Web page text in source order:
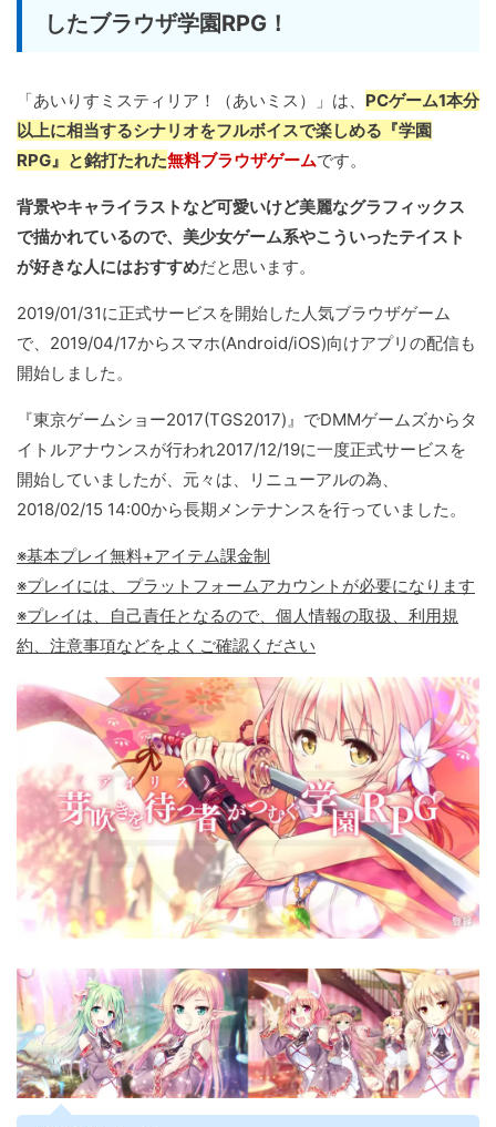
したブラウザ学園RPG！
「あいりすミスティリア！（あいミス）」は、 PCゲーム1本分
以上に相当するシナリオをフルボイスで楽しめる『学園
RPG』と銘打たれた無料ブラウザゲームです。
背景やキャライラストなど可愛いけど美麗なグラフィックス
で描かれているので、美少女ゲーム系やこういったテイスト
が好きな人にはおすすめだと思います。
2019/01/31に正式サービスを開始した人気ブラウザゲーム
で、2019/04/17からスマホ(Android/iOS)向けアプリの配信も
開始しました。
『東京ゲームショー2017(TGS2017)』でDMMゲームズからタ
イトルアナウンスが行われ2017/12/19に一度正式サービスを
開始していましたが、元々は、リニューアルの為、
2018/02/15 14:00から長期メンテナンスを行っていました。
※基本プレイ無料+アイテム課金制
※プレイには、プラットフォームアカウントが必要になります
※プレイは、自己責任となるので、個人情報の取扱、利用規
約、注意事項などをよくご確認ください